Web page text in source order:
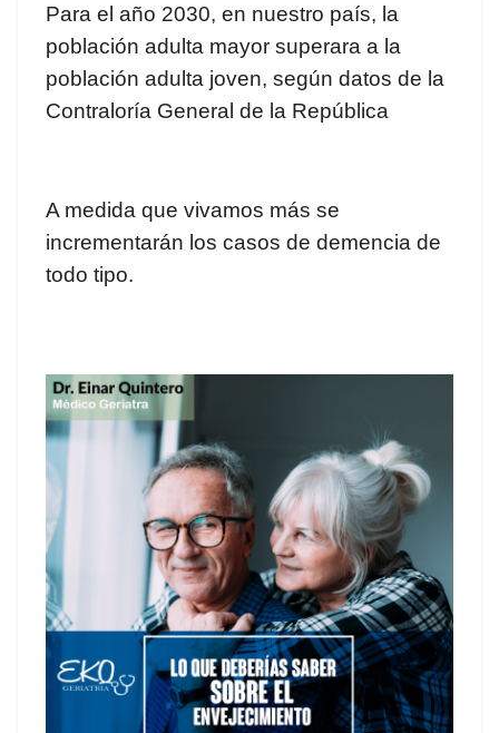
Para el año 2030, en nuestro país, la
población adulta mayor superara a la
población adulta joven, según datos de la
Contraloría General de la República
A medida que vivamos más se
incrementarán los casos de demencia de
todo tipo.